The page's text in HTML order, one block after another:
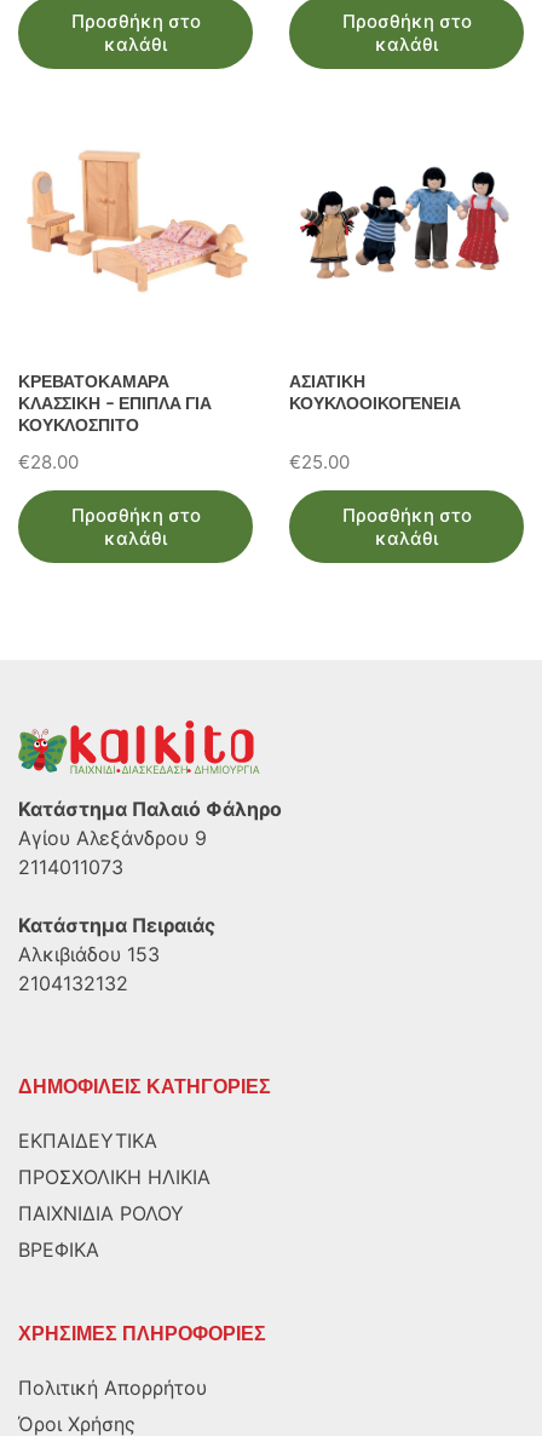
was:
€9.00.
τιμή
είναι:
Προσθήκη στο
καλάθι
Προσθήκη στο
καλάθι
ΚΡΕΒΑΤΟΚΑΜΑΡΑ
ΚΛΑΣΣΙΚΗ – ΕΠΙΠΛΑ ΓΙΑ
ΚΟΥΚΛΟΣΠΙΤΟ
€28.00
Προσθήκη στο
καλάθι
ΑΣΙΑΤΙΚΗ
ΚΟΥΚΛΟΟΙΚΟΓΕΝΕΙΑ
€25.00
Προσθήκη στο
καλάθι
Κατάστημα Παλαιό Φάληρο
Αγίου Αλεξάνδρου 9
2114011073
Κατάστημα Πειραιάς
Αλκιβιάδου 153
2104132132
ΔΗΜΟΦΙΛΕΙΣ ΚΑΤΗΓΟΡΙΕΣ
ΕΚΠΑΙΔΕΥΤΙΚΑ
ΠΡΟΣΧΟΛΙΚΗ ΗΛΙΚΙΑ
ΠΑΙΧΝΙΔΙΑ ΡΟΛΟΥ
ΒΡΕΦΙΚΑ
ΧΡΗΣΙΜΕΣ ΠΛΗΡΟΦΟΡΙΕΣ
Πολιτική Απορρήτου
Όροι Χρήσης